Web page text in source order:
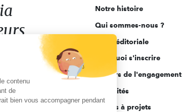
Notre histoire
Qui sommes-nous ?
Ligne éditoriale
Pourquoi s'inscrire
Acteurs de l'engagement
Actualités
Appels à projets
contenu
de
bien vous accompagner pendant